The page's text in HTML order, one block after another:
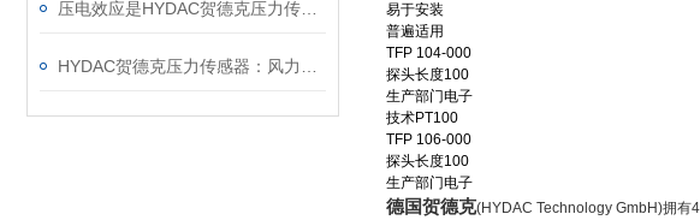
易于安装
普遍适用
TFP 104-000
探头长度100
生产部门电子
技术PT100
TFP 106-000
探头长度100
生产部门电子
德国贺德克(HYDAC Technology GmbH)拥有